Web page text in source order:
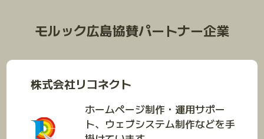
モルック広島協賛パートナー企業
株式会社リコネクト
ホームページ制作・運用サポー
ト、ウェブシステム制作などを手